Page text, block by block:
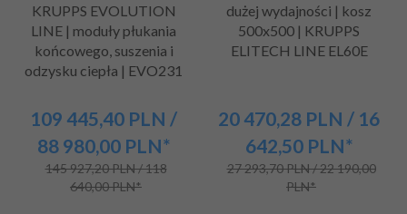
KRUPPS EVOLUTION
LINE | moduły płukania
końcowego, suszenia i
odzysku ciepła | EVO231
109 445,40 PLN /
88 980,00 PLN*
145 927,20 PLN / 118
640,00 PLN*
dużej wydajności | kosz
500x500 | KRUPPS
ELITECH LINE EL60E
20 470,28 PLN / 16
642,50 PLN*
27 293,70 PLN / 22 190,00
PLN*